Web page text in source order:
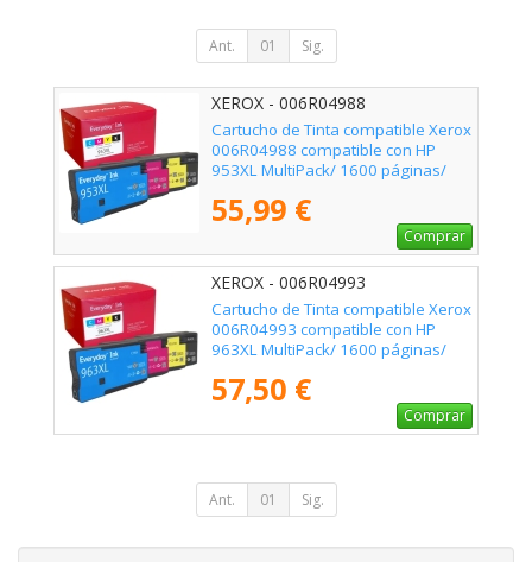
Ant. 01 Sig.
XEROX - 006R04988
Cartucho de Tinta compatible Xerox
006R04988 compatible con HP
953XL MultiPack/ 1600 páginas/
55,99 €
Comprar
XEROX - 006R04993
Cartucho de Tinta compatible Xerox
006R04993 compatible con HP
963XL MultiPack/ 1600 páginas/
57,50 €
Comprar
Ant. 01 Sig.